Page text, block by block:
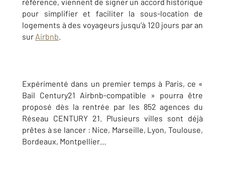
pour simplifier et faciliter la sous-location de
logements à des voyageurs jusqu’à 120 jours par an
sur Airbnb.
Expérimenté dans un premier temps à Paris, ce «
Bail Century21 Airbnb-compatible » pourra être
proposé dès la rentrée par les 852 agences du
Réseau CENTURY 21. Plusieurs villes sont déjà
prêtes à se lancer : Nice, Marseille, Lyon, Toulouse,
Bordeaux, Montpellier…